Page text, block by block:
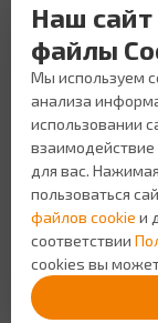
О компании
О компании
Персонал
Новости
Прайс-лист
Уголок
Создание сайта Space
Политика
Наш сайт
файлы
Мы используем
анализа
использовании
взаимодействие
для вас.
пользоваться
файлов cookie и
соответствии
cookies вы